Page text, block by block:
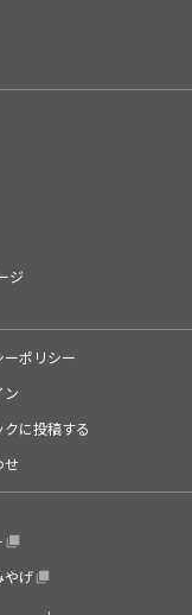
ジ
ーポリシー
ン
に投稿する
せ
やげ